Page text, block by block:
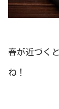
春が近づく
ね！